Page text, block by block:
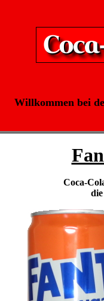
Willkommen bei
Coca-